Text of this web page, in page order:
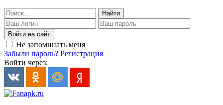
Найти
Войти на сайт
Не запоминать меня
Забыли пароль? Регистрация
Войти через: